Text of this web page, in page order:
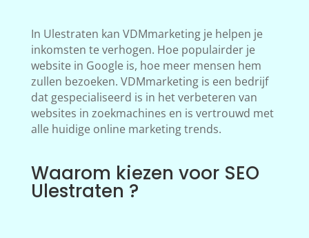
In Ulestraten kan VDMmarketing je helpen je
inkomsten te verhogen. Hoe populairder je
website in Google is, hoe meer mensen hem
zullen bezoeken. VDMmarketing is een bedrijf
dat gespecialiseerd is in het verbeteren van
websites in zoekmachines en is vertrouwd met
alle huidige online marketing trends.
Waarom kiezen voor SEO
Ulestraten ?